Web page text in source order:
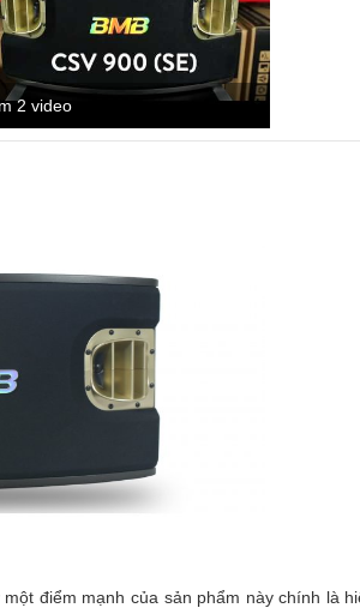
2 video
điểm mạnh của sản phẩm này chính là